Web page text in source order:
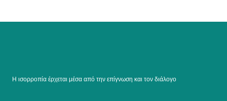
Η ισορροπία έρχεται μέσα από την επίγνωση και τον διάλογο